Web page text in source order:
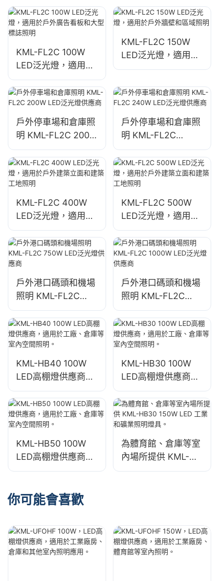
標誌照明
KML-FL2C 100W
LED泛光燈，適用於
戶外廣告看板和大型
標誌照明
KML-FL2C 150W
LED泛光燈，適用於
戶外牆壁和區域照明
戶外停車場和倉庫照
明 KML-FL2C 200W
LED泛光燈供應商
戶外停車場和倉庫照
明 KML-FL2C
240W LED泛光燈供
應商
KML-FL2C 400W
LED泛光燈，適用於
戶外建築立面和建築
工地照明
KML-FL2C 500W
LED泛光燈，適用於
戶外建築立面和建築
工地照明
戶外港口碼頭和機場
照明 KML-FL2C
750W LED泛光燈供
應商
戶外港口碼頭和機場
照明 KML-FL2C
1000W LED泛光燈
供應商
KML-HB40 100W
LED高棚燈供應商，
適用於工廠、倉庫等
室內空間照明。
KML-HB30 100W
LED高棚燈供應商，
適用於工廠、倉庫等
室內空間照明。
KML-HB50 100W
LED高棚燈供應商，
適用於工廠、倉庫等
為體育館、倉庫等室
內場所提供 KML-
HB30 150W LED 工
你可能會喜歡